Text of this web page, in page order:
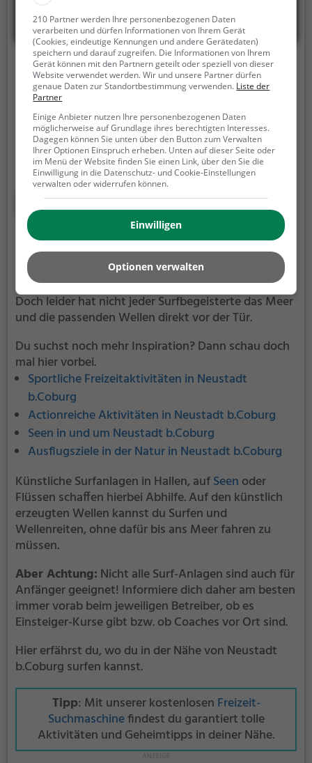
Blackforestwave
Kallhardtstraße 31, 75173 Pforzheim
Die blackforestwave ist eine künstlich erzeugte,
sogenannte stehende Surf-Welle in Pforzheim.
dem Wasser der Nagold kannst du hier die
mechanisch erzeugten Wellen reiten und deine
Technik perfektionieren.Die blackforestwave ist nur
für erfahrene Surfer geeignet.
Mehr erfahren
Wellenreiten in Neustadt b.Coburg
Surfen oder auch Wellenreiten ist eine beliebte
Sportart und vor allem am Meer weit verbreitet.
Doch leider hat nicht jeder Surfbegeisterte das Meer
und die passenden Wellen direkt vor der Tür.
Du suchst noch mehr Inspiration? Dann schau doch
mal hier vorbei.
Sportliche Freizeitaktivitäten in Neustadt
b.Coburg
Actionreiche Aktivitäten in Neustadt b.Coburg
Seen in und um Neustadt b.Coburg
Ausflugsziele in der Natur in Neustadt b.Coburg
Künstliche Surfanlagen in Hallen, aufSeen oder
Flüssen schaffen hierbei Abhilfe. Auf den künstlich
erzeugten Wellen kannst du Surfen und
Wellenreiten, ohne dafür bis ans Meer fahren zu
müssen.
Aber Achtung: Nicht alle Surf-Anlagen sind auch für
Anfänger geeignet! Informiere dich daher am besten
immer vorab beim jeweiligen Betreiber, ob es
Einsteiger-Kurse gibt bzw. ob Coaches vor Ort sind.
Hier erfährst du, wo du in der Nähe von Neustadt
b.Coburg surfen kannst.
Tipp: Mit unserer kostenlosen Freizeit-
Suchmaschinefindest du garantiert tolle
Aktivitäten und Geheimtipps in deiner Nähe.
210 Partner werden Ihre personenbezogenen Daten
verarbeiten und dürfen Informationen von Ihrem Gerät
(Cookies, eindeutige Kennungen und andere Gerätedaten)
speichern und darauf zugreifen. Die Informationen von Ihrem
Gerät können mit den Partnern geteilt oder speziell von dieser
Website verwendet werden. Wir und unsere Partner dürfen
genaue Daten zur Standortbestimmung verwenden. Liste der
Partner
Einige Anbieter nutzen Ihre personenbezogenen Daten
möglicherweise auf Grundlage ihres berechtigten Interesses.
Dagegen können Sie unten über den Button zum Verwalten
Ihrer Optionen Einspruch erheben. Unten auf dieser Seite oder
im Menü der Website finden Sie einen Link, über den Sie die
Einwilligung in die Datenschutz- und Cookie-Einstellungen
verwalten oder widerrufen können.
Einwilligen
Optionen verwalten